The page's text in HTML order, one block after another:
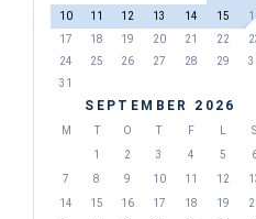
10
11 12 13 14 15
17
18 19 20 21 22
24
25 26 27 28 29
31
SEPTEMBER 2026
M T O T F
S
1
2 3 4 5
7
8 9 10 11 12
14
15 16 17 18 19